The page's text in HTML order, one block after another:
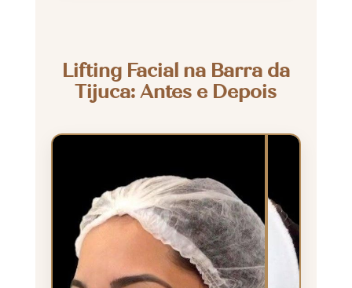
Lifting Facial na Barra da
Tijuca: Antes e Depois